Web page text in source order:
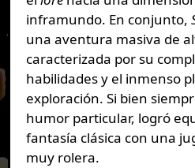
inframundo. En conjunto,
una aventura masiva de
caracterizada por su
habilidades y el inmenso
exploración. Si bien
humor particular, logró
fantasía clásica con una
muy rolera.